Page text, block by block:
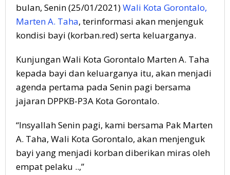
bulan, Senin (25/01/2021)Wali Kota Gorontalo,
Marten A. Taha, terinformasi akan menjenguk
kondisi bayi (korban.red) serta keluarganya.
Kunjungan Wali Kota Gorontalo Marten A. Taha
kepada bayi dan keluarganya itu, akan menjadi
agenda pertama pada Senin pagi bersama
jajaran DPPKB-P3A Kota Gorontalo.
“Insyallah Senin pagi, kami bersama Pak Marten
A. Taha, Wali Kota Gorontalo, akan menjenguk
bayi yang menjadi korban diberikan miras oleh
empat pelaku ..,”